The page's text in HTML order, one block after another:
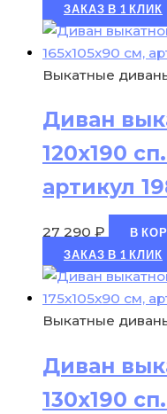
ЗАКАЗ В 1 КЛИК
Выкатные
Диван
120х190
артикул
27 290 ₽
В
ЗАКАЗ В 1 КЛИК
Выкатные
Диван
130х190